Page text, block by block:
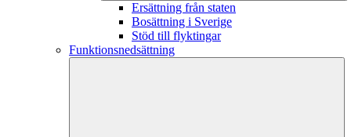
Ersättning från staten
Bosättning i Sverige
Stöd till flyktingar
Funktionsnedsättning